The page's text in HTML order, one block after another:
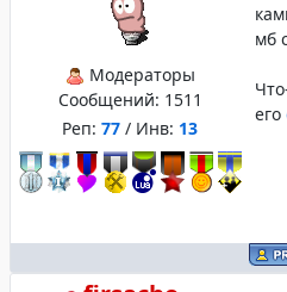
Модераторы
Сообщений: 1511
Реп: 77 / Инв: 13
мб
его